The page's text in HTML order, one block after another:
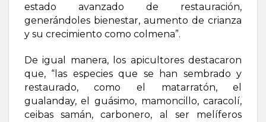
estado avanzado de restauración,
generándoles bienestar, aumento de crianza
y su crecimiento como colmena”.
De igual manera, los apicultores destacaron
que, “las especies que se han sembrado y
restaurado, como el matarratón, el
gualanday, el guásimo, mamoncillo, caracolí,
ceibas samán, carbonero, al ser melíferos